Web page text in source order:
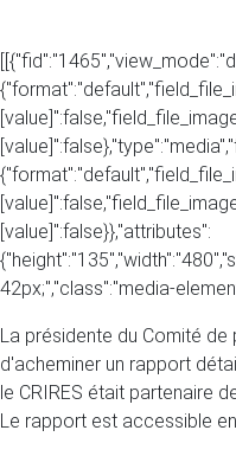
[value]":false}},"attributes":
42px;","class":"media-
La présidente du Comité
d'acheminer un rapport
le CRIRES était partenaire
Le rapport est accessible